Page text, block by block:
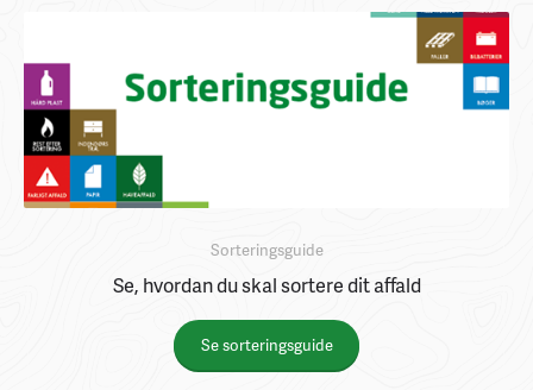
Sorteringsguide
Se, hvordan du skal sortere dit affald
Se sorteringsguide